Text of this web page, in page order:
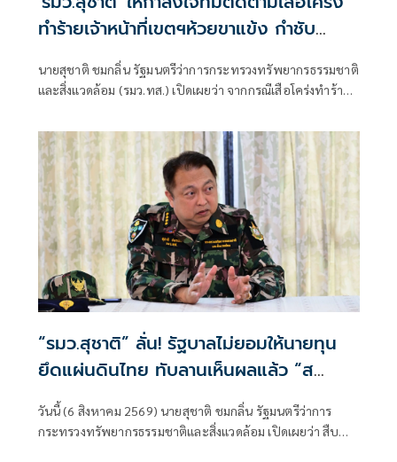
ทำร้ายเจ้าหน้าที่เขตฯห้วยขาแข้ง กำชับ
ระมัดระวังความปลอดภัยขั้นสูงสุด หลัง
กรมอุทยานฯ แถลงความคืบหน้ากรณีเจ้า
นายสุชาติ ชมกลิ่น รัฐมนตรีว่าการกระทรวงทรัพยากรธรรมชาติ
และสิ่งแวดล้อม (รมว.ทส.) เปิดเผยว่า จากกรณีเสือโคร่งทำร้าย
ตนได้ติดตามสถานการณ์ดังกล่าวอย่างใกล้ชิด พร้อมแสดงความ
ห่วงใยต่อเจ้าหน้าที่ผู้ปฏิบัติงานในพื้นที่ และได้กำชับให้หน่วย
งานยกระดับมาตรการความปลอดภัยขั้นสูงสุดในการปฏิบัติ
ภารกิจเพื่อความปลอดภัยของผู้ปฏิบัติงาน
“รมว.สุชาติ” ลั่น! รัฐบาลไม่ยอมให้นายทุน
ยึดแผ่นดินไทย ทับลานเห็นผลแล้ว “ส
ตาร์เวลล์ การ์เด้นโฮม” รื้อเองคืบ 40%
เตือนผู้ฝ่าฝืนเจอมาตรการทางกฎหมาย
วันนี้ (6 สิงหาคม 2569) นายสุชาติ ชมกลิ่น รัฐมนตรีว่าการ
กระทรวงทรัพยากรธรรมชาติและสิ่งแวดล้อม เปิดเผยว่า สืบ